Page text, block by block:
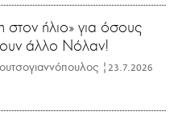
στον ήλιο» για όσους
άλλο Νόλαν!
| 23.7.2026